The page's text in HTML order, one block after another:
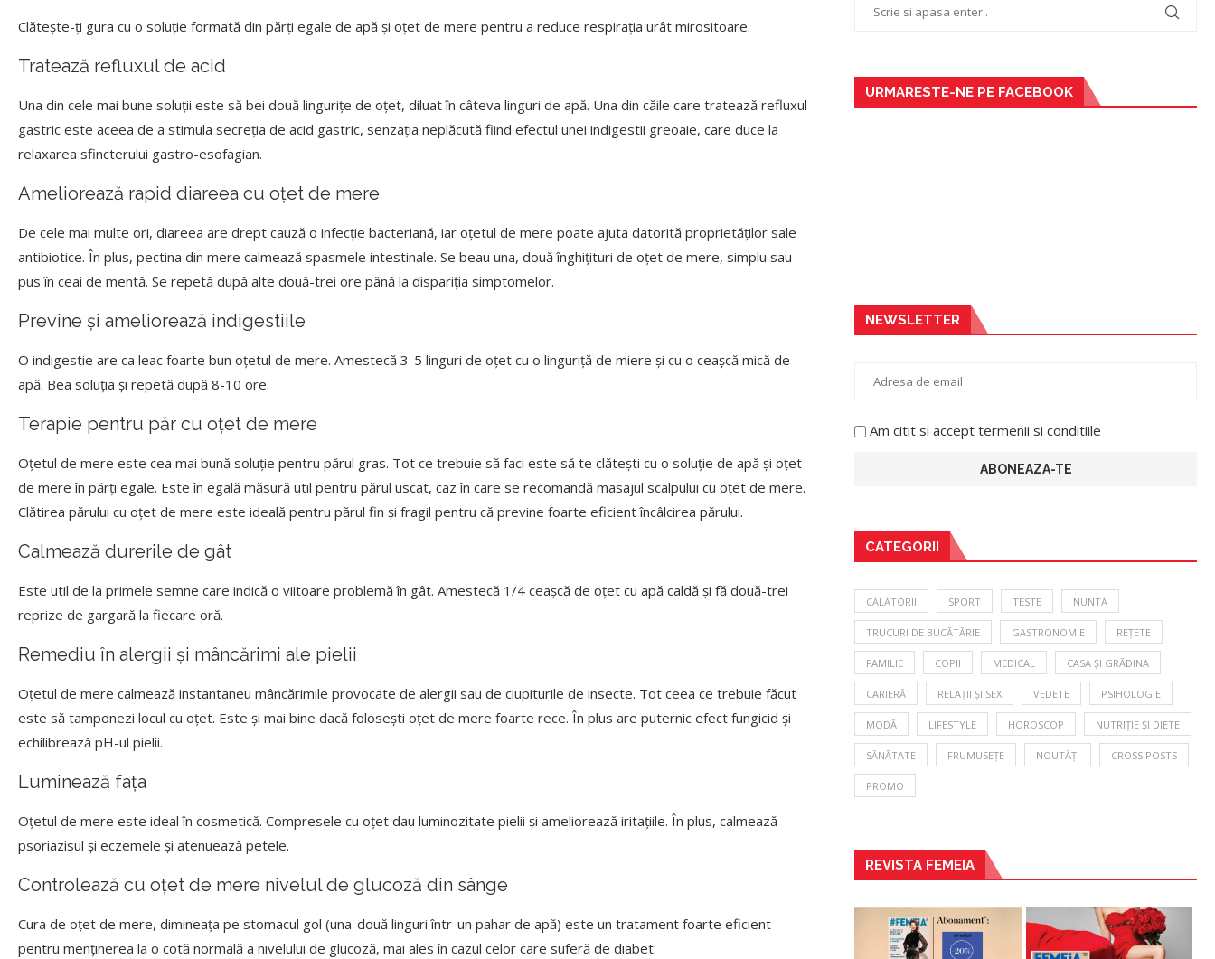
Clătește-ți gura cu o soluție formată din părți egale de apă și oțet de mere pentru a reduce respirația urât mirositoare.
Tratează refluxul de acid
Una din cele mai bune soluții este să bei două lingurițe de oțet, diluat în câteva linguri de apă. Una din căile care tratează refluxul
gastric este aceea de a stimula secreția de acid gastric, senzația neplăcută fiind efectul unei indigestii greoaie, care duce la
relaxarea sfincterului gastro-esofagian.
Ameliorează rapid diareea cu oțet de mere
De cele mai multe ori, diareea are drept cauză o infecție bacteriană, iar oțetul de mere poate ajuta datorită proprietăților sale
antibiotice. În plus, pectina din mere calmează spasmele intestinale. Se beau una, două înghițituri de oțet de mere, simplu sau
pus în ceai de mentă. Se repetă după alte două-trei ore până la dispariția simptomelor.
Previne și ameliorează indigestiile
O indigestie are ca leac foarte bun oțetul de mere. Amestecă 3-5 linguri de oțet cu o linguriță de miere și cu o ceașcă mică de
apă. Bea soluția și repetă după 8-10 ore.
Terapie pentru păr cu oțet de mere
Oțetul de mere este cea mai bună soluție pentru părul gras. Tot ce trebuie să faci este să te clătești cu o soluție de apă și oțet
de mere în părți egale. Este în egală măsură util pentru părul uscat, caz în care se recomandă masajul scalpului cu oțet de mere.
Clătirea părului cu oțet de mere este ideală pentru părul fin și fragil pentru că previne foarte eficient încâlcirea părului.
Calmează durerile de gât
Este util de la primele semne care indică o viitoare problemă în gât. Amestecă 1/4 ceașcă de oțet cu apă caldă și fă două-trei
reprize de gargară la fiecare oră.
Remediu în alergii și mâncărimi ale pielii
Oțetul de mere calmează instantaneu mâncărimile provocate de alergii sau de ciupiturile de insecte. Tot ceea ce trebuie făcut
este să tamponezi locul cu oțet. Este și mai bine dacă folosești oțet de mere foarte rece. În plus are puternic efect fungicid și
echilibrează pH-ul pielii.
Luminează fața
Oțetul de mere este ideal în cosmetică. Compresele cu oțet dau luminozitate pielii și ameliorează iritațiile. În plus, calmează
psoriazisul și eczemele și atenuează petele.
Controlează cu oțet de mere nivelul de glucoză din sânge
Cura de oțet de mere, dimineața pe stomacul gol (una-două linguri într-un pahar de apă) este un tratament foarte eficient
pentru menținerea la o cotă normală a nivelului de glucoză, mai ales în cazul celor care suferă de diabet.
URMARESTE-NE PE FACEBOOK
NEWSLETTER
Am citit si accept termenii si conditiile
CATEGORII
CĂLĂTORII SPORT TESTE NUNTĂ
TRUCURI DE BUCĂTĂRIE GASTRONOMIE REȚETE
FAMILIE COPII MEDICAL CASA ȘI GRĂDINA
CARIERĂ RELAȚII ȘI SEX VEDETE PSIHOLOGIE
MODĂ LIFESTYLE HOROSCOP NUTRIȚIE ȘI DIETE
SĂNĂTATE FRUMUSEȚE NOUTĂȚI CROSS POSTS
PROMO
REVISTA FEMEIA